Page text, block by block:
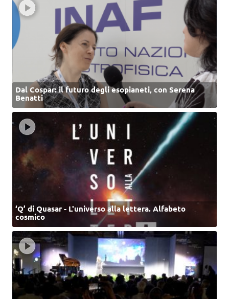
Dal Cospar: il futuro degli esopianeti, con Serena
Benatti
‘Q’ di Quasar - L'universo alla lettera. Alfabeto
cosmico